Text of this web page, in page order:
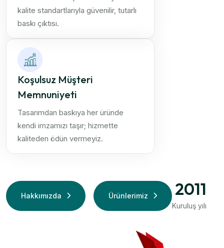
kalite standartlarıyla güvenilir, tutarlı
baskı çıktısı.
Koşulsuz Müşteri
Memnuniyeti
Tasarımdan baskıya her üründe
kendi imzamızı taşır; hizmette
kaliteden ödün vermeyiz.
Hakkımızda Ürünlerimiz 2011
Kuruluş yılı